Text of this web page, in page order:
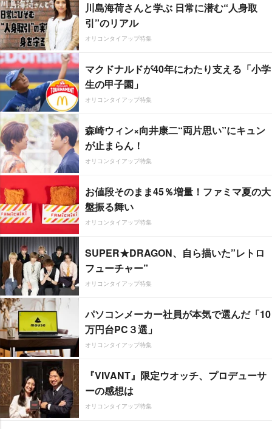
川島海荷さんと学ぶ 日常に潜む“人身取
引”のリアル
オリコンタイアップ特集
マクドナルドが40年にわたり支える「小学
生の甲子園」
オリコンタイアップ特集
森崎ウィン×向井康二“両片思い”にキュン
が止まらん！
オリコンタイアップ特集
お値段そのまま45％増量！ファミマ夏の大
盤振る舞い
オリコンタイアップ特集
SUPER★DRAGON、自ら描いた”レトロ
フューチャー”
オリコンタイアップ特集
パソコンメーカー社員が本気で選んだ「10
万円台PC３選」
オリコンタイアップ特集
『VIVANT』限定ウオッチ、プロデューサ
ーの感想は
オリコンタイアップ特集